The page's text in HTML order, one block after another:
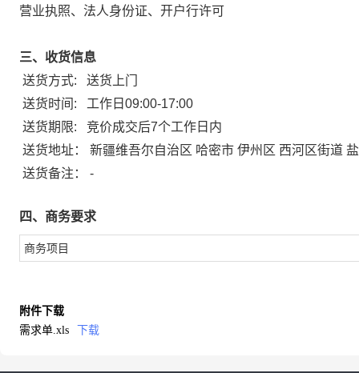
营业执照、法人身份证、开户行许可
三、收货信息
送货方式: 送货上门
送货时间: 工作日09:00-17:00
送货期限: 竞价成交后7个工作日内
送货地址： 新疆维吾尔自治区 哈密市 伊州区 西河区街道
送货备注： -
四、商务要求
商务项目
附件下载
需求单.xls
下载